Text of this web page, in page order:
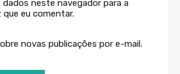
dados neste navegador para a
que eu comentar.
novas publicações por e-mail.